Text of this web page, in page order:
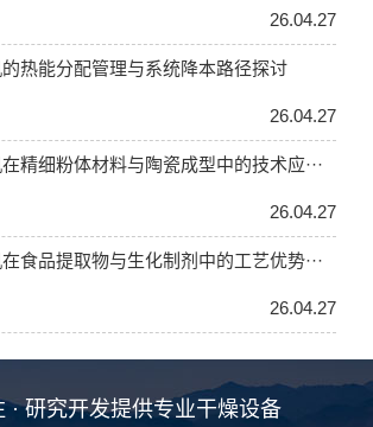
26.04.27
热能分配管理与系统降本路径探讨
26.04.27
精细粉体材料与陶瓷成型中的技术应···
26.04.27
食品提取物与生化制剂中的工艺优势···
26.04.27
· 研究开发提供专业干燥设备